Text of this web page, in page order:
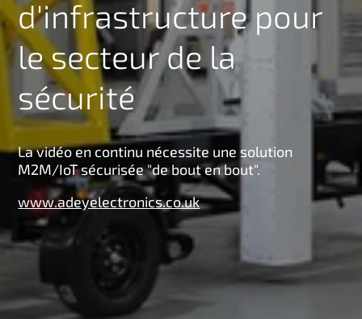
n
d'infrastructure pour
le secteur de la
sécurité
La vidéo en continu nécessite une solution
M2M/IoT sécurisée "de bout en bout".
www.adeyelectronics.co.uk